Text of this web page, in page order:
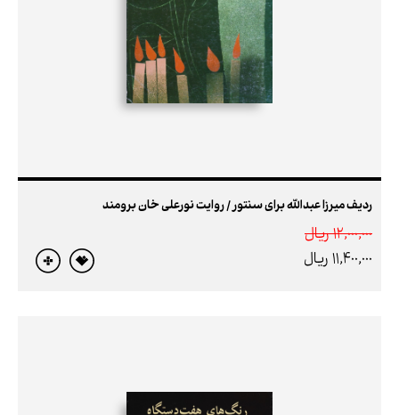
ردیف میرزا عبدالله برای سنتور / روایت نورعلی ‌خان برومند
12,000,000 ريال
11,400,000 ريال